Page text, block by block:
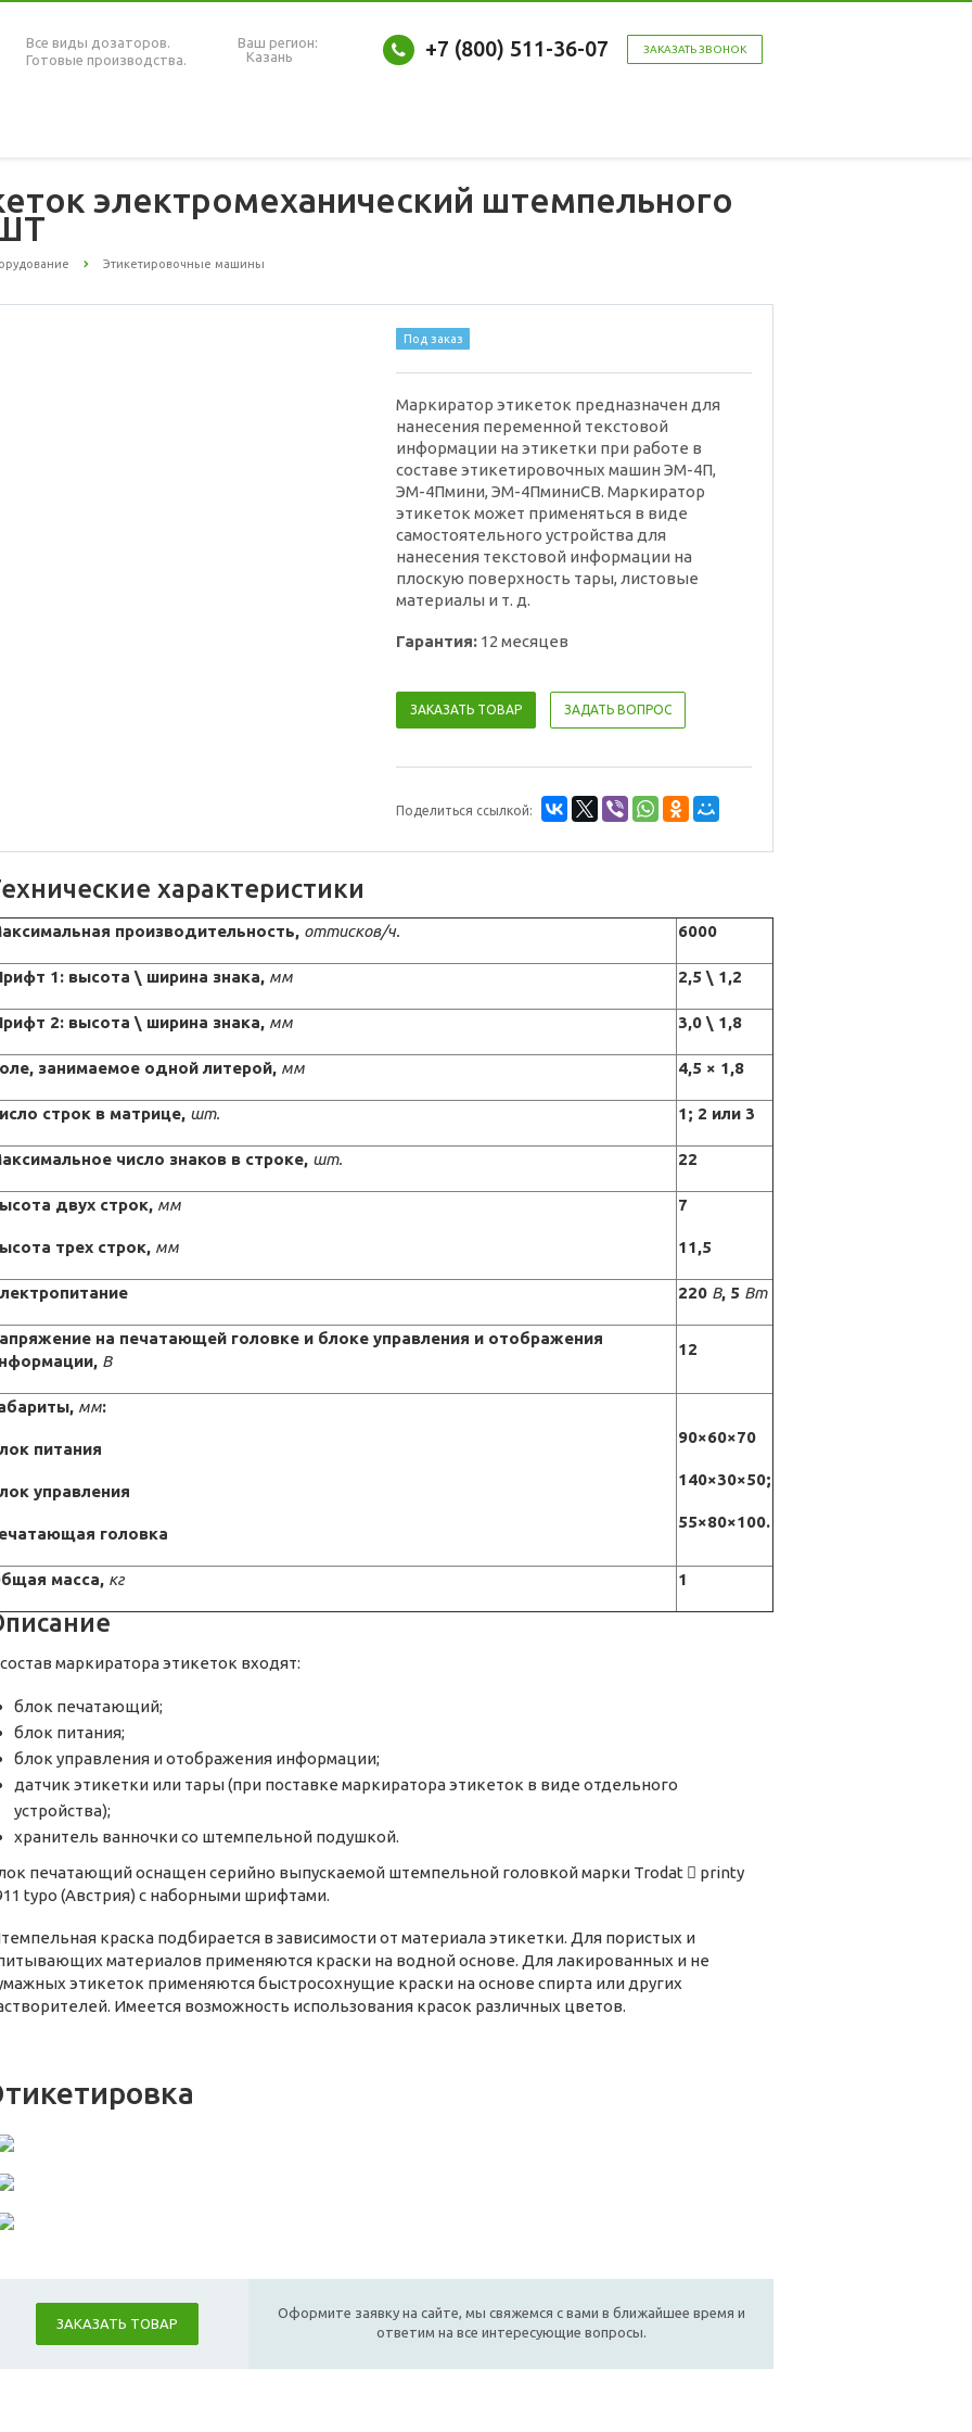
Все виды дозаторов.
Готовые производства.
Ваш регион:
Казань
ЗАКАЗАТЬ ЗВОНОК
+7 (800) 511-36-07
электромеханический штемпельного
Этикетировочные машины
Под заказ
Маркиратор этикеток предназначен для
нанесения переменной текстовой
информации на этикетки при работе в
составе этикетировочных машин ЭМ-4П,
ЭМ-4Пмини, ЭМ-4ПминиСВ. Маркиратор
этикеток может применяться в виде
самостоятельного устройства для
нанесения текстовой информации на
плоскую поверхность тары, листовые
материалы и т. д.
Гарантия: 12 месяцев
ЗАКАЗАТЬ ТОВАР ЗАДАТЬ ВОПРОС
Поделиться ссылкой:
характеристики
производительность, оттисков/ч. 6000
1: высота \ ширина знака, мм 2,5 \ 1,2
2: высота \ ширина знака, мм 3,0 \ 1,8
занимаемое одной литерой, мм 4,5 × 1,8
строк в матрице, шт. 1; 2 или 3
число знаков в строке, шт. 22
двух строк, мм
трех строк, мм
7
11,5
220 В, 5 Вт
на печатающей головке и блоке управления и отображения
В
12
мм:
питания
управления
головка
90×60×70
140×30×50;
55×80×100.
масса, кг 1
маркиратора этикеток входят:
блок печатающий;
блок питания;
блок управления и отображения информации;
датчик этикетки или тары (при поставке маркиратора этикеток в виде отдельного
устройства);
хранитель ванночки со штемпельной подушкой.
печатающий оснащен серийно выпускаемой штемпельной головкой марки Trodat  printy
typo (Австрия) с наборными шрифтами.
краска подбирается в зависимости от материала этикетки. Для пористых и
материалов применяются краски на водной основе. Для лакированных и не
этикеток применяются быстросохнущие краски на основе спирта или других
Имеется возможность использования красок различных цветов.
ЗАКАЗАТЬ ТОВАР
Оформите заявку на сайте, мы свяжемся с вами в ближайшее время и
ответим на все интересующие вопросы.